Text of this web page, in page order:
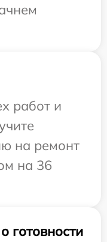
работ и
на ремонт
на 36
готовности